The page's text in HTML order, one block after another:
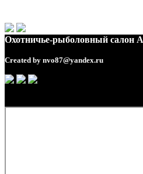
Охотничье-рыболовный салон
Created by nvo87@yandex.ru